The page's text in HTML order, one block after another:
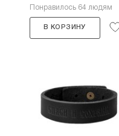
Понравилось 64 людям
В КОРЗИНУ